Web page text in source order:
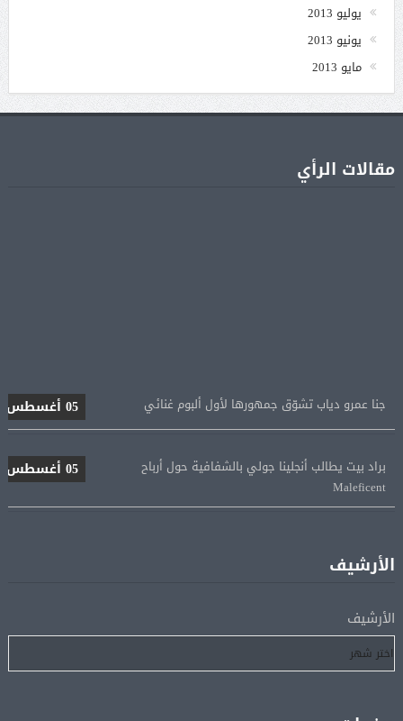
يوليو 2013
يونيو 2013
مايو 2013
مقالات الرأي
Maleficent
لإتمام انتقاله إلى طرابزون سبور
05 أغسطس
رسميًا.. انطلاق الدورى الممتاز 21 أغسطس.. وقمة الزمالك
الأرشيف
الأرشيف